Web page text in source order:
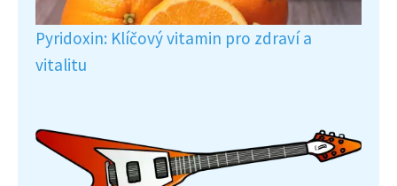
Pyridoxin: Klíčový vitamin pro zdraví a
vitalitu